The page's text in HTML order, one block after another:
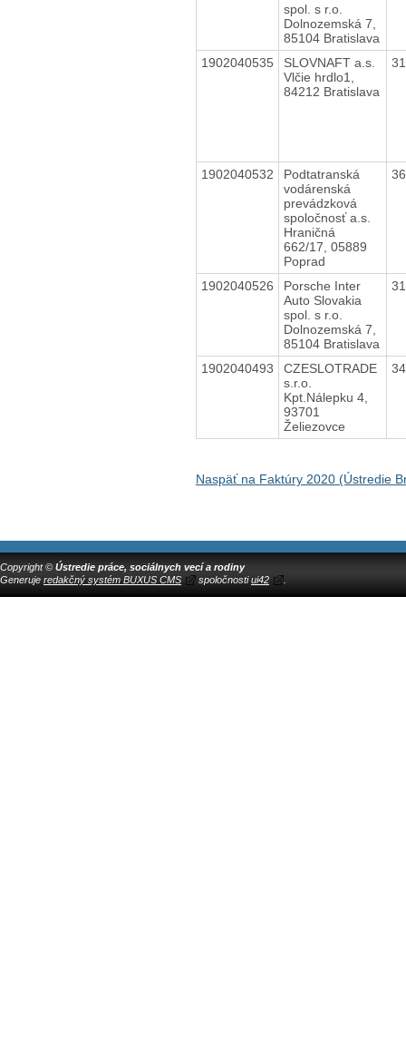
spol. s r.o.
Dolnozemská 7,
85104 Bratislava
1902040535
SLOVNAFT a.s.
Vlčie hrdlo1,
84212 Bratislava
1902040532
Podtatranská
vodárenská
prevádzková
spoločnosť a.s.
Hraničná
662/17, 05889
Poprad
1902040526
Porsche Inter
Auto Slovakia
spol. s r.o.
Dolnozemská 7,
85104 Bratislava
1902040493
CZESLOTRADE
s.r.o.
Kpt.Nálepku 4,
93701
Želiezovce
Naspäť na Faktúry 2020 (Ústredie
Copyright © Ústredie práce, sociálnych vecí a rodiny
Generuje redakčný systém BUXUS CMS spoločnostiui42